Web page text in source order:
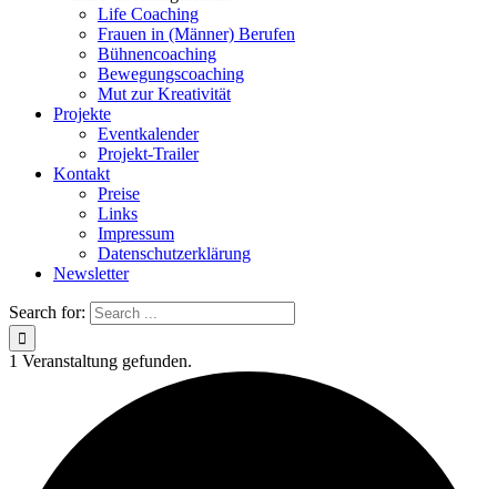
Life Coaching
Frauen in (Männer) Berufen
Bühnencoaching
Bewegungscoaching
Mut zur Kreativität
Projekte
Eventkalender
Projekt-Trailer
Kontakt
Preise
Links
Impressum
Datenschutzerklärung
Newsletter
Search for:
1 Veranstaltung gefunden.